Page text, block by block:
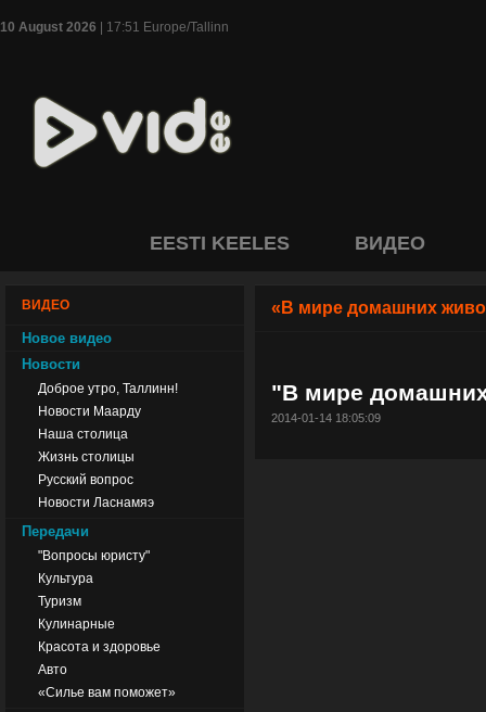
10 August 2026 | 17:51 Europe/Tallinn
EESTI KEELES ВИДЕО
ВИДЕО
Новое видео
Новости
Доброе утро, Таллинн!
Новости Маарду
Наша столица
Жизнь столицы
Русский вопрос
Новости Ласнамяэ
Передачи
"Вопросы юристу"
Культура
Туризм
Кулинарные
Красота и здоровье
Авто
«Силье вам поможет»
«В мире домашних
"В мире
2014-01-14 18:05:09